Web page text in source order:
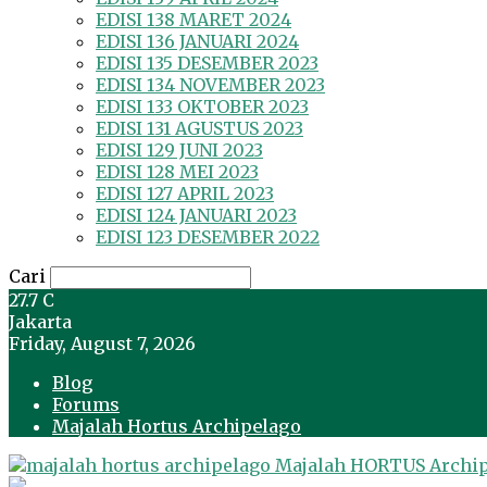
EDISI 138 MARET 2024
EDISI 136 JANUARI 2024
EDISI 135 DESEMBER 2023
EDISI 134 NOVEMBER 2023
EDISI 133 OKTOBER 2023
EDISI 131 AGUSTUS 2023
EDISI 129 JUNI 2023
EDISI 128 MEI 2023
EDISI 127 APRIL 2023
EDISI 124 JANUARI 2023
EDISI 123 DESEMBER 2022
Cari
27.7 C
Jakarta
Friday, August 7, 2026
Blog
Forums
Majalah Hortus Archipelago
Majalah HORTUS